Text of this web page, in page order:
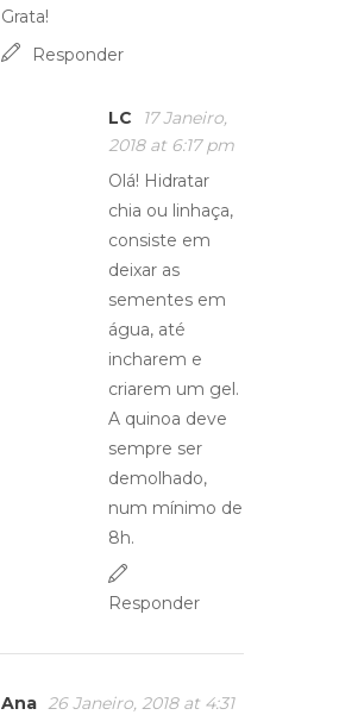
Grata!
Responder
LC
17 Janeiro,
2018 at 6:17 pm
Olá! Hidratar
chia ou linhaça,
consiste em
deixar as
sementes em
água, até
incharem e
criarem um gel.
A quinoa deve
sempre ser
demolhado,
num mínimo de
8h.
Responder
Ana 26 Janeiro, 2018 at 4:31